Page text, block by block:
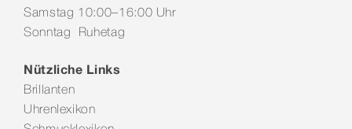
Samstag 10:00–16:00 Uhr
Sonntag Ruhetag
Nützliche Links
Brillanten
Uhrenlexikon